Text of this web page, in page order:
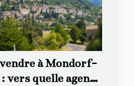
à Mondorf-
vers quelle agence